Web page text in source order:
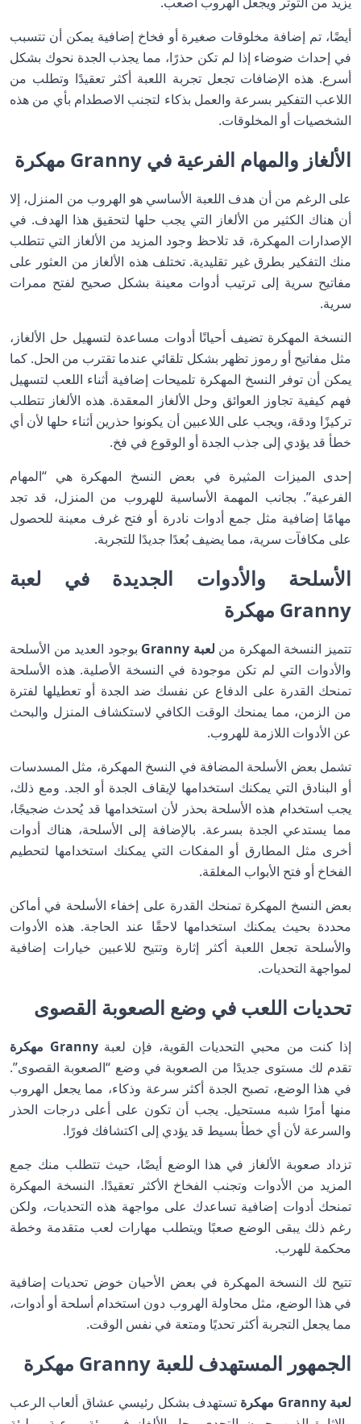
أيضًا، تم إضافة مخلوقات صغيرة أو فخاخ إضافية يمكن أن تتسبب
في إحداث ضوضاء إذا لم تكن حذرًا، مما يجذب الجدة نحوك بشكل
أسرع. هذه الإضافات تجعل تجربة اللعبة أكثر تعقيدًا وتطلب من
اللاعب التفكير بسرعة والعمل بذكاء لتجنب الاصطدام بأي من هذه
الشخصيات أو المخلوقات.
الألغاز والمهام الفرعية في Granny مهكرة
على الرغم من أن هدف اللعبة الأساسي هو الهروب من المنزل، إلا
أن هناك الكثير من الألغاز التي يجب حلها لتحقيق هذا الهدف. في
الإصدارات المهكرة، قد تلاحظ وجود المزيد من الألغاز التي تتطلب
منك التفكير بطرق غير تقليدية. تختلف هذه الألغاز من العثور على
مفاتيح سرية إلى ترتيب أدوات معينة بشكل صحيح لفتح ممرات
سرية.
النسخة المهكرة تضيف أحيانًا أدوات مساعدة لتسهيل حل الألغاز،
مثل مفاتيح أو رموز تظهر بشكل تلقائي عندما تقترب من الحل. كما
يمكن أن توفر النسخ المهكرة تلميحات إضافية أثناء اللعب لتسهيل
فهم كيفية تجاوز العوائق وحل الألغاز المعقدة. هذه الألغاز تتطلب
تركيزًا ودقة، ويجب على اللاعبين أن يكونوا حذرين أثناء حلها لأن أي
خطأ قد يؤدي إلى جذب الجدة أو الوقوع في فخ.
إحدى الميزات المثيرة في بعض النسخ المهكرة هي “المهام
الفرعية”. بجانب المهمة الأساسية للهروب من المنزل، قد تجد
مهامًا إضافية مثل جمع أدوات نادرة أو فتح غرف معينة للحصول
على مكافآت سرية، مما يضيف بُعدًا جديدًا للتجربة.
الأسلحة والأدوات الجديدة في لعبة
Granny مهكرة
تتميز النسخة المهكرة من لعبة Granny
بوجود العديد من الأسلحة
والأدوات التي لم تكن موجودة في النسخة الأصلية. هذه الأسلحة
تمنحك القدرة على الدفاع عن نفسك ضد الجدة أو تعطيلها لفترة
من الزمن، مما يمنحك الوقت الكافي لاستكشاف المنزل والبحث
عن الأدوات اللازمة للهروب.
تشمل بعض الأسلحة المضافة في النسخ المهكرة، مثل المسدسات
أو البنادق التي يمكنك استخدامها لإيقاف الجدة أو الجد. ومع ذلك،
يجب استخدام هذه الأسلحة بحذر لأن استخدامها قد يُحدث ضجيجًا،
مما يستدعي الجدة بسرعة. بالإضافة إلى الأسلحة، هناك أدوات
أخرى مثل المطارق أو المفكات التي يمكنك استخدامها لتحطيم
الفخاخ أو فتح الأبواب المغلقة.
بعض النسخ المهكرة تمنحك القدرة على إخفاء الأسلحة في أماكن
محددة بحيث يمكنك استخدامها لاحقًا عند الحاجة. هذه الأدوات
والأسلحة تجعل اللعبة أكثر إثارة وتتيح للاعبين خيارات إضافية
لمواجهة التحديات.
تحديات اللعب في وضع الصعوبة القصوى
إذا كنت من محبي التحديات القوية، فإن لعبةGranny مهكرة
تقدم لك مستوى جديدًا من الصعوبة في وضع “الصعوبة القصوى”.
في هذا الوضع، تصبح الجدة أكثر سرعة وذكاء، مما يجعل الهروب
منها أمرًا شبه مستحيل. يجب أن تكون على أعلى درجات الحذر
والسرعة لأن أي خطأ بسيط قد يؤدي إلى اكتشافك فورًا.
تزداد صعوبة الألغاز في هذا الوضع أيضًا، حيث تتطلب منك جمع
المزيد من الأدوات وتجنب الفخاخ الأكثر تعقيدًا. النسخة المهكرة
تمنحك أدوات إضافية تساعدك على مواجهة هذه التحديات، ولكن
رغم ذلك يبقى الوضع صعبًا ويتطلب مهارات لعب متقدمة وخطة
محكمة للهرب.
تتيح لك النسخة المهكرة في بعض الأحيان خوض تحديات إضافية
في هذا الوضع، مثل محاولة الهروب دون استخدام أسلحة أو أدوات،
مما يجعل التجربة أكثر تحديًا ومتعة في نفس الوقت.
الجمهور المستهدف للعبة Granny مهكرة
لعبة Granny مهكرة
تستهدف بشكل رئيسي عشاق ألعاب الرعب